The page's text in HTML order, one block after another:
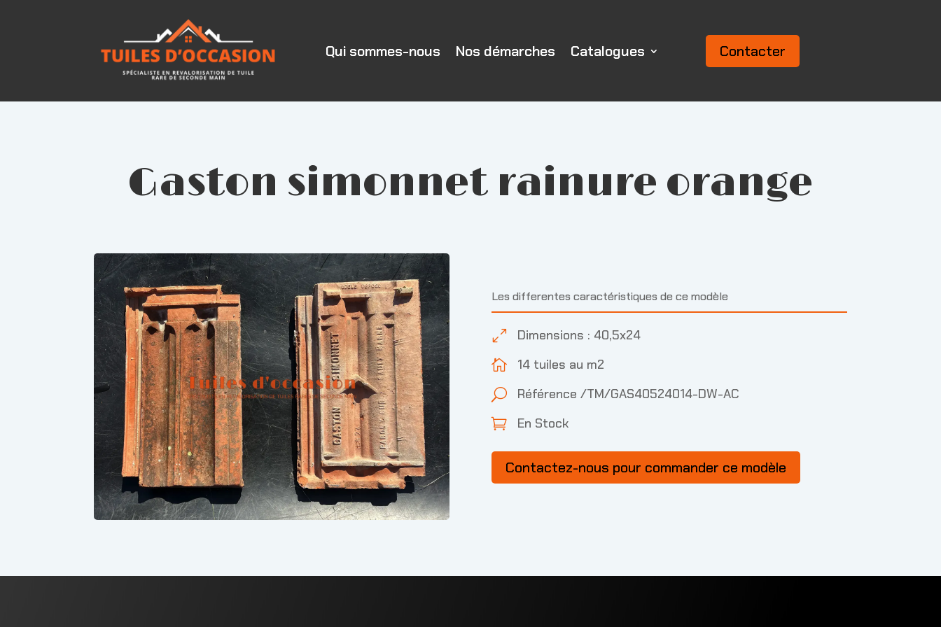
Qui sommes-nous Nos démarches Catalogues Contacter
Gaston simonnet rainure orange
Les differentes caractéristiques de ce modèle
0 Dimensions : 40,5x24
 14 tuiles au m2
U Référence /TM/GAS40524014-DW-AC
 En Stock
Contactez-nous pour commander ce modèle